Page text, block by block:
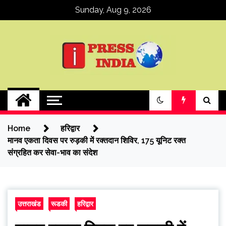
Sunday, Aug 9, 2026
ipressindia
Home
हरिद्वार
मानव एकता दिवस पर रुड़की में रक्तदान शिविर, 175 यूनिट रक्त
संग्रहित कर सेवा-भाव का संदेश
उत्तराखंड रूडकी हरिद्वार